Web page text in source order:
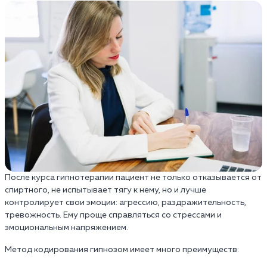
После курса гипнотерапии пациент не только отказывается от
спиртного, не испытывает тягу к нему, но и лучше
контролирует свои эмоции: агрессию, раздражительность,
тревожность. Ему проще справляться со стрессами и
эмоциональным напряжением.
Метод кодирования гипнозом имеет много преимуществ: